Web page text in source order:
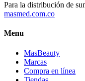
Para la distribución de
masmed.com.co
Menu
MasBeauty
Marcas
Compra en línea